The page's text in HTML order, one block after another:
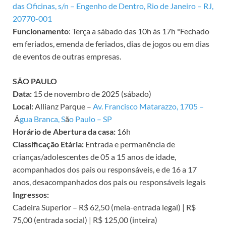
das Oficinas, s/n – Engenho de Dentro, Rio de Janeiro – RJ,
20770-001
Funcionamento: Terça a sábado das 10h às 17h *Fechado
em feriados, emenda de feriados, dias de jogos ou em dias
de eventos de outras empresas.
SÃO PAULO
Data: 15 de novembro de 2025 (sábado)
Local: Allianz Parque – Av. Francisco Matarazzo, 1705 –
Água Branca, São Paulo – SP
Horário de Abertura da casa: 16h
Classificação Etária: Entrada e permanência de
crianças/adolescentes de 05 a 15 anos de idade,
acompanhados dos pais ou responsáveis, e de 16 a 17
anos, desacompanhados dos pais ou responsáveis legais
Ingressos:
Cadeira Superior – R$ 62,50 (meia-entrada legal) | R$
75,00 (entrada social) | R$ 125,00 (inteira)